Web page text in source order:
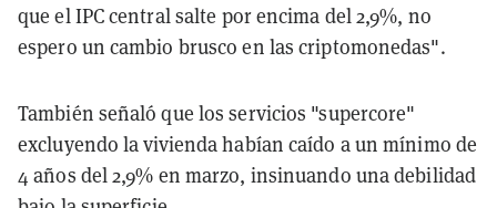
que el IPC central salte por encima del 2,9%, no
espero un cambio brusco en las criptomonedas".
También señaló que los servicios "supercore"
excluyendo la vivienda habían caído a un mínimo de
4 años del 2,9% en marzo, insinuando una debilidad